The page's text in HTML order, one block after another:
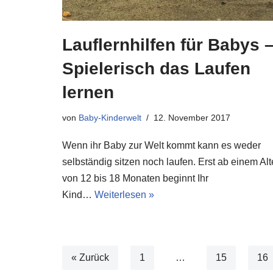
Lauflernhilfen für Babys –
Spielerisch das Laufen
lernen
von Baby-Kinderwelt 12. November 2017
Wenn ihr Baby zur Welt kommt kann es weder
selbständig sitzen noch laufen. Erst ab einem
von 12 bis 18 Monaten beginnt Ihr
Kind… Weiterlesen »
« Zurück 1 … 15 16